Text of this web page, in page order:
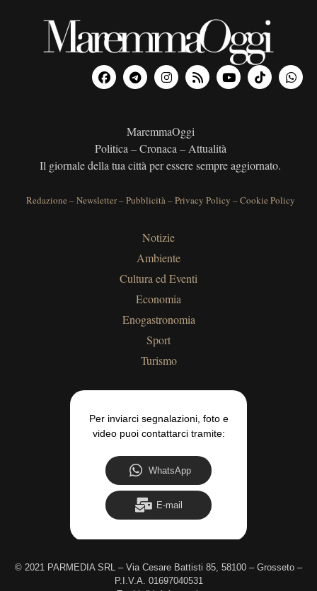
MaremmaOggi
Politica – Cronaca – Attualità
Il giornale della tua città per essere sempre aggiornato.
Redazione –Newsletter–Pubblicità–Privacy Policy –Cookie Policy
Notizie
Ambiente
Cultura ed Eventi
Economia
Enogastronomia
Sport
Turismo
Per inviarci segnalazioni, foto e
video puoi contattarci tramite:
WhatsApp
E-mail
© 2021 PARMEDIA SRL – Via Cesare Battisti 85, 58100 – Grosseto –
P.I.V.A. 01697040531